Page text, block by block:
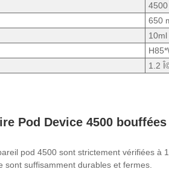
650
10ml
1.2
Pod Device 4500 bouffées
pod 4500 sont strictement vérifiées à
suffisamment durables et fermes.